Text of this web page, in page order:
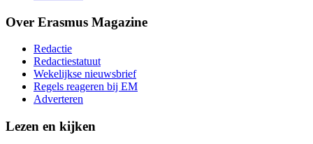
Over Erasmus Magazine
Redactie
Redactiestatuut
Wekelijkse nieuwsbrief
Regels reageren bij EM
Adverteren
Lezen en kijken